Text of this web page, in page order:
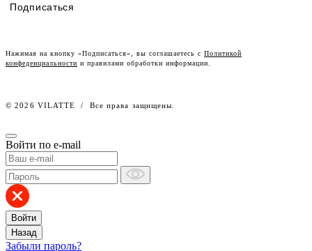
Lookbook
Работа в компании
Подписаться
Нажимая на кнопку «Подписаться», вы соглашаетесь с Политикой
конфеденциальности и правилами обработки информации.
© 2026 VILATTE / Все права защищены.
Войти по e-mail
Войти
Назад
Забыли пароль?